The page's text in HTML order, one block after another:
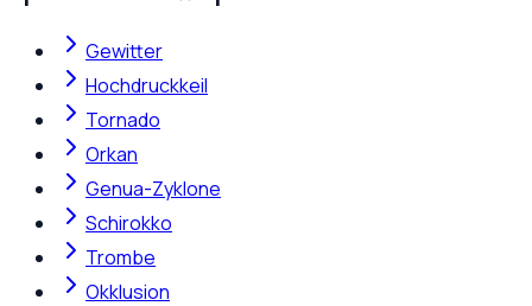
Gewitter
Hochdruckkeil
Tornado
Orkan
Genua-Zyklone
Schirokko
Trombe
Okklusion